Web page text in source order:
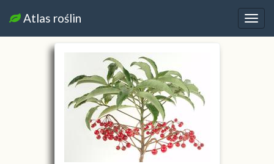
Atlas roślin